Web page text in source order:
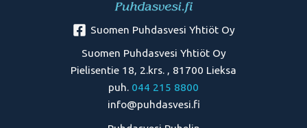
Suomen Puhdasvesi Yhtiöt Oy
Suomen Puhdasvesi Yhtiöt Oy
Pielisentie 18, 2.krs. , 81700 Lieksa
puh. 044 215 8800
info@puhdasvesi.fi